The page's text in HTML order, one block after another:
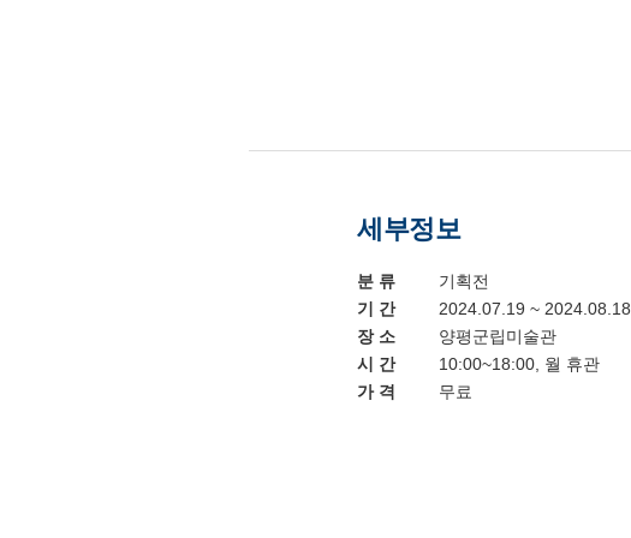
세부정보
분 류
기획전
기 간
2024.07.19 ~ 2024.08.18
장 소
양평군립미술관
시 간
10:00~18:00, 월 휴관
가 격
무료